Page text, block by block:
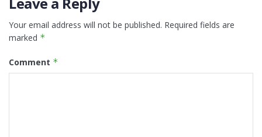
Your email address will not be published. Required fields are
marked *
Comment *